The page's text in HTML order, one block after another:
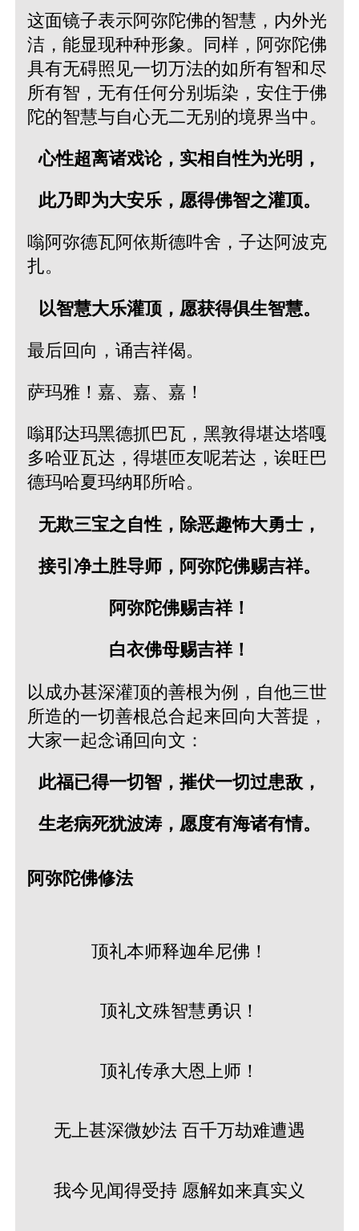
这面镜子表示阿弥陀佛的智慧，内外光
洁，能显现种种形象。同样，阿弥陀佛
具有无碍照见一切万法的如所有智和尽
所有智，无有任何分别垢染，安住于佛
陀的智慧与自心无二无别的境界当中。
心性超离诸戏论，实相自性为光明，
此乃即为大安乐，愿得佛智之灌顶。
嗡阿弥德瓦阿依斯德吽舍，子达阿波克
扎。
以智慧大乐灌顶，愿获得俱生智慧。
最后回向，诵吉祥偈。
萨玛雅！嘉、嘉、嘉！
嗡耶达玛黑德抓巴瓦，黑敦得堪达塔嘎
多哈亚瓦达，得堪匝友呢若达，诶旺巴
德玛哈夏玛纳耶所哈。
无欺三宝之自性，除恶趣怖大勇士，
接引净土胜导师，阿弥陀佛赐吉祥。
阿弥陀佛赐吉祥！
白衣佛母赐吉祥！
以成办甚深灌顶的善根为例，自他三世
所造的一切善根总合起来回向大菩提，
大家一起念诵回向文：
此福已得一切智，摧伏一切过患敌，
生老病死犹波涛，愿度有海诸有情。
阿弥陀佛修法
顶礼本师释迦牟尼佛！
顶礼文殊智慧勇识！
顶礼传承大恩上师！
无上甚深微妙法 百千万劫难遭遇
我今见闻得受持 愿解如来真实义